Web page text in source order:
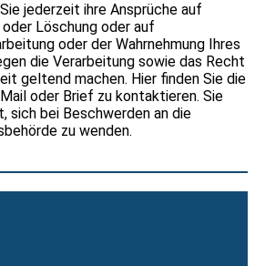
jederzeit ihre Ansprüche auf
Löschung oder auf
oder der Wahrnehmung Ihres
die Verarbeitung sowie das Recht
geltend machen. Hier finden Sie die
oder Brief zu kontaktieren. Sie
sich bei Beschwerden an die
zu wenden.